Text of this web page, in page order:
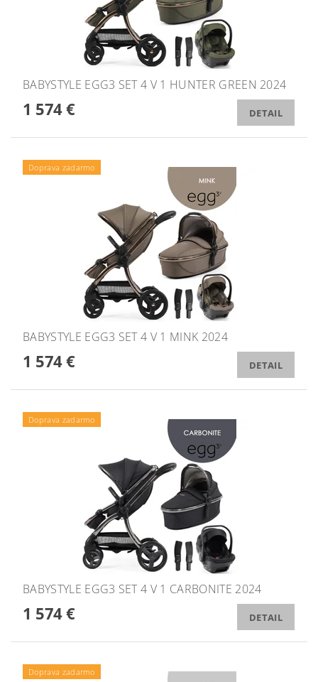
BABYSTYLE EGG3 SET 4 V 1 HUNTER GREEN 2024
1 574 € DETAIL
Doprava zadarmo
BABYSTYLE EGG3 SET 4 V 1 MINK 2024
1 574 € DETAIL
Doprava zadarmo
BABYSTYLE EGG3 SET 4 V 1 CARBONITE 2024
1 574 € DETAIL
Doprava zadarmo